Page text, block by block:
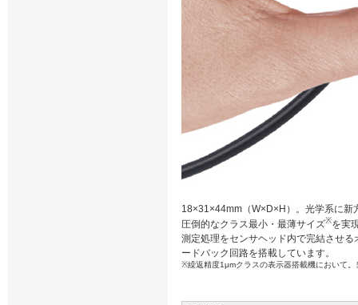
18×31×44mm（W×D×H）。光学系に新
圧倒的なクラス最小・最薄サイズ※を実
測定処理をセンサヘッド内で完結させ
ードバック回路を搭載しています。
※繰返精度1μmクラスの表示器搭載機において。